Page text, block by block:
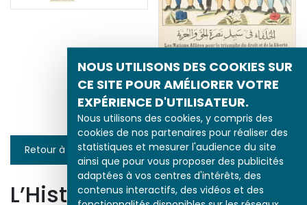
NOUS UTILISONS DES COOKIES SUR
CE SITE POUR AMÉLIORER VOTRE
EXPÉRIENCE D'UTILISATEUR.
Nous utilisons des cookies, y compris des
cookies de nos partenaires pour réaliser des
statistiques et mesurer l'audience du site
ainsi que pour vous proposer des publicités
adaptées à vos centres d'intérêts, des
contenus interactifs, des vidéos et des
Promouvoir l’Entente
Retour à la liste
L’Histoire par l’image